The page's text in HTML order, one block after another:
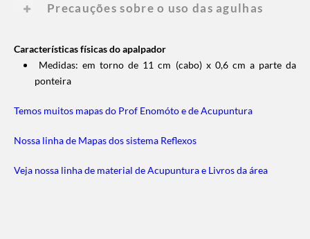
Precauções sobre o uso das agulhas
Características físicas do apalpador
Medidas: em torno de 11 cm (cabo) x 0,6 cm a parte da
ponteira
Temos muitos mapas do Prof Enomóto e de Acupuntura
Nossa linha de Mapas dos sistema Reflexos
Veja nossa linha de material de Acupuntura e Livros da área